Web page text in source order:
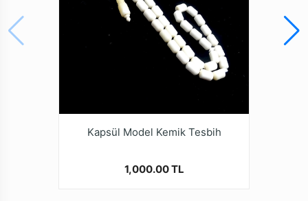
Kapsül Model Kemik Tesbih
1,000.00 TL